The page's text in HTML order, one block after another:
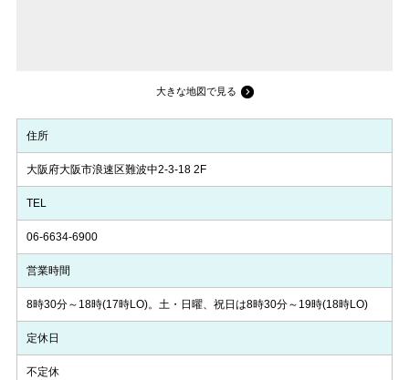
大きな地図で見る
住所
大阪府大阪市浪速区難波中2-3-18 2F
TEL
06-6634-6900
営業時間
8時30分～18時(17時LO)。土・日曜、祝日は8時30分～19時(18時LO)
定休日
不定休